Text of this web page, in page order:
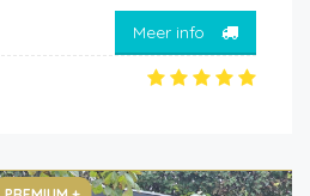
Meer info